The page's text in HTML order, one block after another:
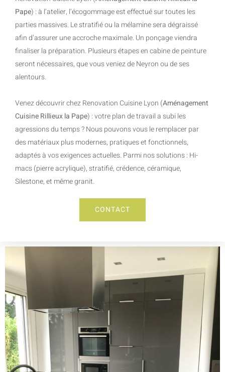
Pape) : à l’atelier, l’écogommage est effectué sur toutes les
parties massives. Le stratifié ou la mélamine sera dégraissé
afin d’assurer une accroche maximale. Un ponçage viendra
finaliser la préparation. Plusieurs étapes en cabine de peinture
seront nécessaires, que vous veniez de Neyron ou de ses
alentours.
Venez découvrir chez Renovation Cuisine Lyon (Aménagement
Cuisine Rillieux la Pape) : votre plan de travail a subi les
agressions du temps ? Nous pouvons vous le remplacer par
des matériaux plus modernes, pratiques et fonctionnels,
adaptés à vos exigences actuelles. Parmi nos solutions : Hi-
macs (pierre acrylique), stratifié, crédence, céramique,
Silestone, et même granit.
CONTACT